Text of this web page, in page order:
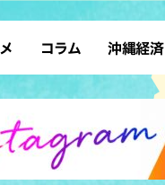
SDGs
ローカルニュース
沖縄旧暦行事
占い
芸人 テレビ
コラム 沖縄経済